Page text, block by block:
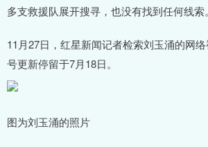
多支救援队展开搜寻，也没有找到任何线索。
11月27日，红星新闻记者检索刘玉涌的网
号更新停留于7月18日。
图为刘玉涌的照片